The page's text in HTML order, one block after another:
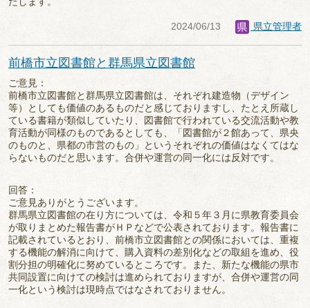
2024/06/13 県立管理者
前橋市立図書館と群馬県立図書館
ご意見：
前橋市立図書館と群馬県立図書館は、それぞれ建造物（デザイン
等）としても価値のあるものだと感じておりますし、たとえ所蔵し
ている書籍が類似していたり、図書館で行われている交流活動や教
育活動が同様のものであるとしても、「図書館が２館あって、県央
のものと、県都の市営のもの」というそれぞれの価値はなくてはな
らないものだと思います。合併や運営の同一化には反対です。
回答：
ご意見ありがとうございます。
群馬県立図書館の在り方については、令和５年３月に県教育委員会
が取りまとめた報告書がＨＰなどで公表されております。報告書に
記載されているとおり、前橋市立図書館との関係においては、重複
する機能の解消に向けて、購入資料の差別化などの取組を進め、役
割分担の明確化に努めているところです。また、新たな機能の県市
共同設置に向けての検討は進められておりますが、合併や運営の同
一化という検討は現時点ではなされておりません。